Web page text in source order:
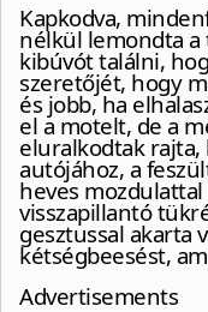
Kapkodva,
nélkül lemondta a
kibúvót találni,
szeretőjét, hogy
és jobb, ha
el a motelt, de a
eluralkodtak rajta,
autójához, a
heves
visszapillantó
gesztussal akarta
kétségbeesést,
Advertisements